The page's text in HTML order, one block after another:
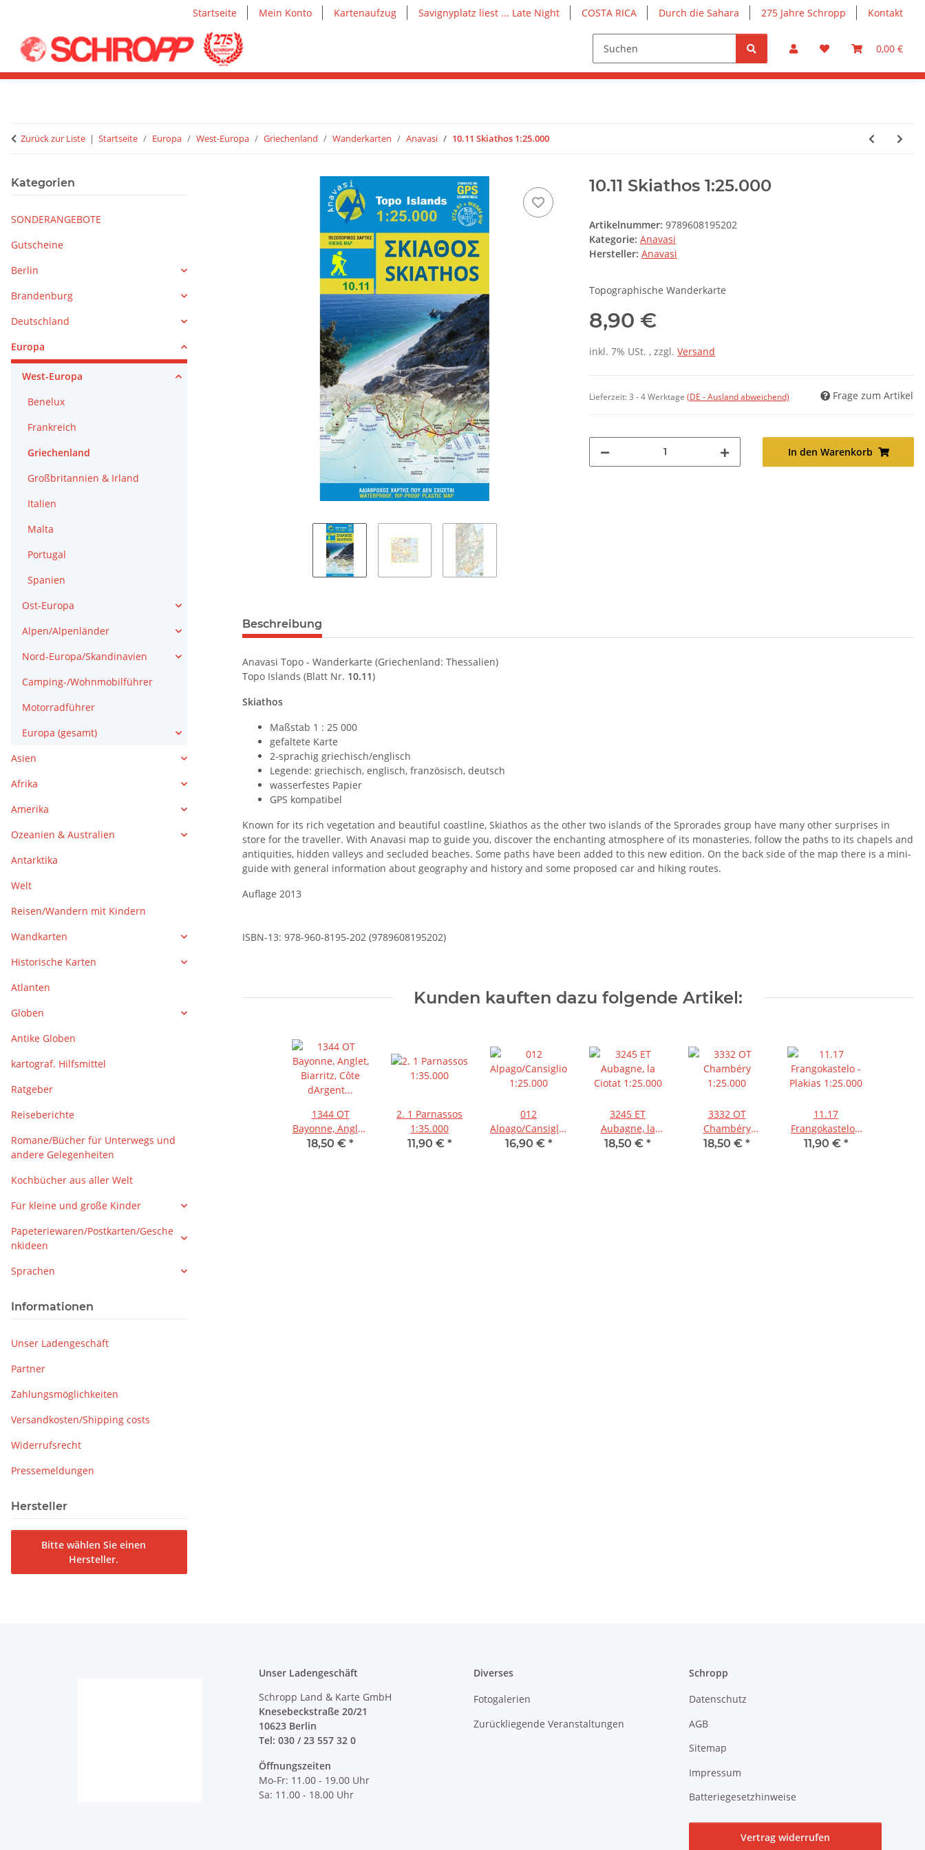
Startseite Mein Konto Kartenaufzug Savignyplatz liest ... Late Night COSTA RICA Durch die Sahara 275 Jahre Schropp Kontakt
0,00 €
Zurück zur Liste Startseite Europa West-Europa Griechenland Wanderkarten Anavasi 10.11 Skiathos 1:25.000
10.11 Skiathos 1:25.000
Artikelnummer: 9789608195202
Kategorie: Anavasi
Hersteller: Anavasi
Topographische Wanderkarte
8,90 €
inkl. 7% USt. , zzgl. Versand
Lieferzeit:3 - 4 Werktage (DE - Ausland abweichend) Frage zum Artikel
In den Warenkorb
weitere Registerkarten anzeigen
Beschreibung
Anavasi Topo - Wanderkarte (Griechenland: Thessalien)
Topo Islands (Blatt Nr. 10.11)
Skiathos
Maßstab 1 : 25 000
gefaltete Karte
2-sprachig griechisch/englisch
Legende: griechisch, englisch, französisch, deutsch
wasserfestes Papier
GPS kompatibel
Known for its rich vegetation and beautiful coastline, Skiathos as the other two islands of the Sprorades group have many other surprises in
store for the traveller. With Anavasi map to guide you, discover the enchanting atmosphere of its monasteries, follow the paths to its chapels and
antiquities, hidden valleys and secluded beaches. Some paths have been added to this new edition. On the back side of the map there is a mini-
guide with general information about geography and history and some proposed car and hiking routes.
Auflage 2013
ISBN-13: 978-960-8195-202 (9789608195202)
Kunden kauften dazu folgende Artikel:
1344 OT
Bayonne, Anglet,
Biarritz, Côte
18,50 € *
2. 1 Parnassos
1:35.000
11,90 € *
012
Alpago/Cansiglio/Piancavallo/Valcellina
1:25.000
16,90 € *
3245 ET
Aubagne, la
Ciotat 1:25.000
18,50 € *
3332 OT
Chambéry
1:25.000
18,50 € *
11.17
Frangokastelo -
Plakias 1:25.000
11,90 € *
Kategorien
SONDERANGEBOTE
Gutscheine
Berlin
Brandenburg
Deutschland
Europa
West-Europa
Benelux
Frankreich
Griechenland
Großbritannien & Irland
Italien
Malta
Portugal
Spanien
Ost-Europa
Alpen/Alpenländer
Nord-Europa/Skandinavien
Camping-/Wohnmobilführer
Motorradführer
Europa (gesamt)
Asien
Afrika
Amerika
Ozeanien & Australien
Antarktika
Welt
Reisen/Wandern mit Kindern
Wandkarten
Historische Karten
Atlanten
Globen
Antike Globen
kartograf. Hilfsmittel
Ratgeber
Reiseberichte
Romane/Bücher für Unterwegs und
andere Gelegenheiten
Kochbücher aus aller Welt
Für kleine und große Kinder
Papeteriewaren/Postkarten/Gesche
nkideen
Sprachen
Informationen
Unser Ladengeschäft
Partner
Zahlungsmöglichkeiten
Versandkosten/Shipping costs
Widerrufsrecht
Pressemeldungen
Hersteller
Bitte wählen Sie einen
Hersteller.
Unser Ladengeschäft
Schropp Land & Karte GmbH
Knesebeckstraße 20/21
10623 Berlin
Tel: 030 / 23 557 32 0
Öffnungszeiten
Mo-Fr: 11.00 - 19.00 Uhr
Sa: 11.00 - 18.00 Uhr
Diverses
Fotogalerien
Zurückliegende Veranstaltungen
Schropp
Datenschutz
AGB
Sitemap
Impressum
Batteriegesetzhinweise
Vertrag widerrufen